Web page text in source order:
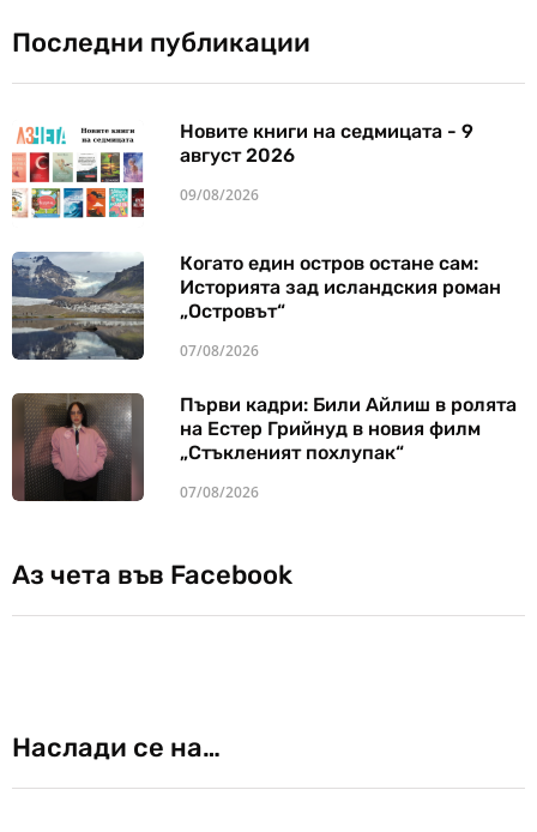
Последни публикации
Новите книги на седмицата - 9
август 2026
09/08/2026
Когато един остров остане сам:
Историята зад исландския роман
„Островът“
07/08/2026
Първи кадри: Били Айлиш в ролята
на Естер Грийнуд в новия филм
„Стъкленият похлупак“
07/08/2026
Аз чета във Facebook
Наслади се на…